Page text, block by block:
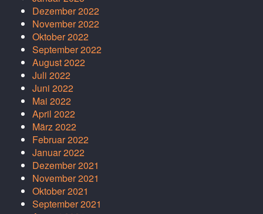
Dezember 2022
November 2022
Oktober 2022
September 2022
August 2022
Juli 2022
Juni 2022
Mai 2022
April 2022
März 2022
Februar 2022
Januar 2022
Dezember 2021
November 2021
Oktober 2021
September 2021